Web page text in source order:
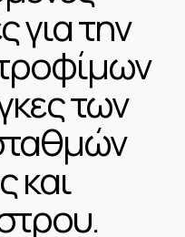
την
των
και